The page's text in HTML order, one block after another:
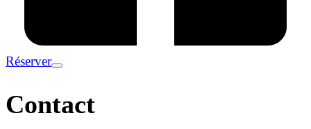
Réserver
Contact